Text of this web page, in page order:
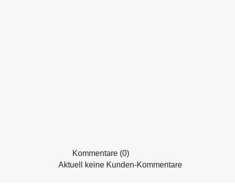
Kommentare (0)
Aktuell keine Kunden-Kommentare